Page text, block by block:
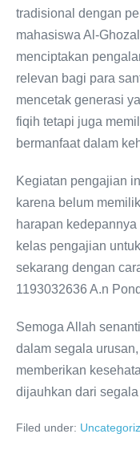
tradisional dengan
mahasiswa Al-
menciptakan
relevan bagi para
mencetak generasi
fiqih tetapi juga
bermanfaat dalam
Kegiatan pengajian
karena belum
harapan
kelas pengajian
sekarang dengan
1193032636 A.n
Semoga Allah
dalam segala
memberikan
dijauhkan dari
Filed under: